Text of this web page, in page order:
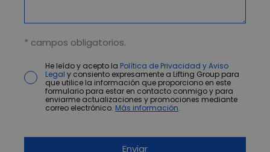
* campos obligatorios.
He leído y acepto la Política de Privacidad y Aviso
Legal y consiento expresamente a Lifting Group para
que utilice la información que proporciono en este
formulario para estar en contacto conmigo y para
enviarme actualizaciones y promociones mediante
correo electrónico. Más información.